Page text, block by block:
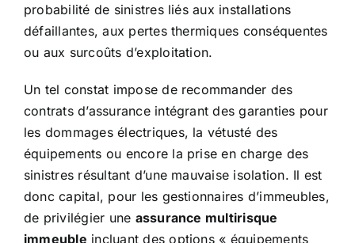
probabilité de sinistres liés aux installations
défaillantes, aux pertes thermiques conséquentes
ou aux surcoûts d’exploitation.
Un tel constat impose de recommander des
contrats d’assurance intégrant des garanties pour
les dommages électriques, la vétusté des
équipements ou encore la prise en charge des
sinistres résultant d’une mauvaise isolation. Il est
donc capital, pour les gestionnaires d’immeubles,
de privilégier une assurance multirisque
immeuble incluant des options « équipements